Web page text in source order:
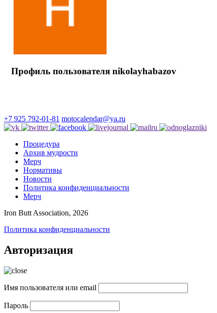
Профиль пользователя nikolayhabazov
+7 925 792-01-81 motocalendar@ya.ru
Процедура
Архив мудрости
Мерч
Нормативы
Новости
Политика конфиденциальности
Мерч
Iron Butt Association, 2026
Политика конфиденциальности
Авторизация
Имя пользователя или email
Пароль